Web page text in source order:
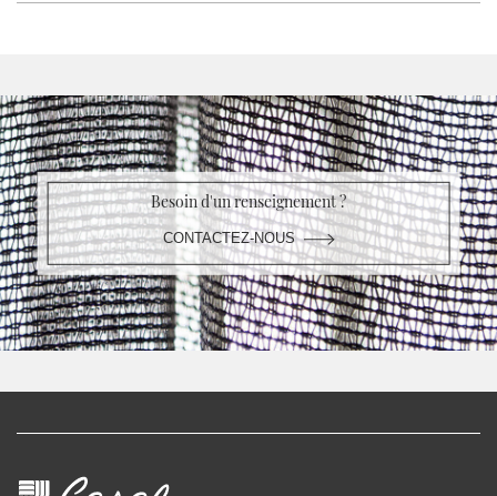
Besoin d'un renseignement ?
CONTACTEZ-NOUS